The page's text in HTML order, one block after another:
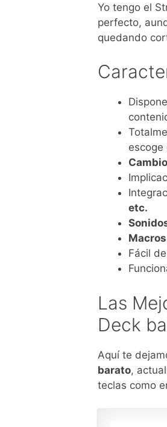
Yo tengo el
perfecto,
quedando
escoge
etc.
Fácil
Las
Deck
Aquí te
barato,
teclas como